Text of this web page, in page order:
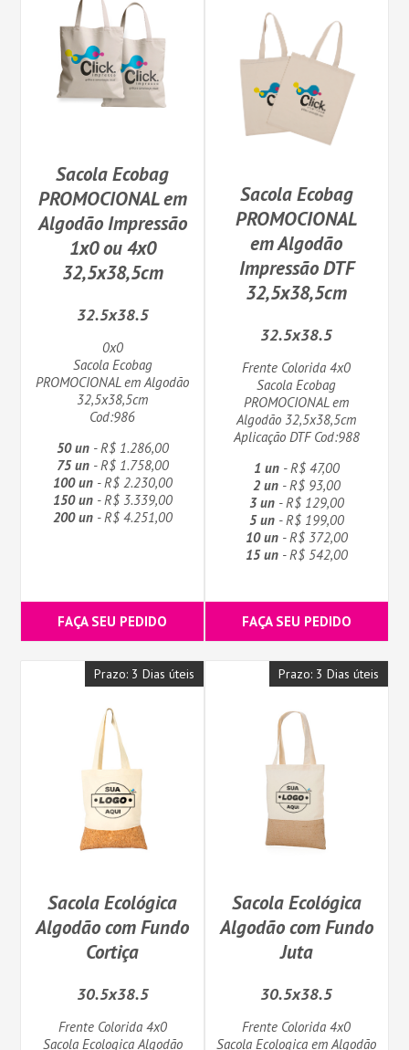
Sacola Ecobag
PROMOCIONAL em
Algodão Impressão
1x0 ou 4x0
32,5x38,5cm
32.5x38.5
0x0
Sacola Ecobag
PROMOCIONAL em Algodão
32,5x38,5cm
Cod:986
50 un- R$ 1.286,00
75 un- R$ 1.758,00
100 un- R$ 2.230,00
150 un- R$ 3.339,00
200 un- R$ 4.251,00
FAÇA SEU PEDIDO
Sacola Ecobag
PROMOCIONAL
em Algodão
Impressão DTF
32,5x38,5cm
32.5x38.5
Frente Colorida 4x0
Sacola Ecobag
PROMOCIONAL em
Algodão 32,5x38,5cm
Aplicação DTF Cod:988
1 un- R$ 47,00
2 un- R$ 93,00
3 un- R$ 129,00
5 un- R$ 199,00
10 un- R$ 372,00
15 un- R$ 542,00
FAÇA SEU PEDIDO
Prazo: 3 Dias úteis
Sacola Ecológica
Algodão com Fundo
Cortiça
30.5x38.5
Frente Colorida 4x0
Sacola Ecologica Algodão
Prazo: 3 Dias úteis
Sacola Ecológica
Algodão com Fundo
Juta
30.5x38.5
Frente Colorida 4x0
Sacola Ecologica em Algodão